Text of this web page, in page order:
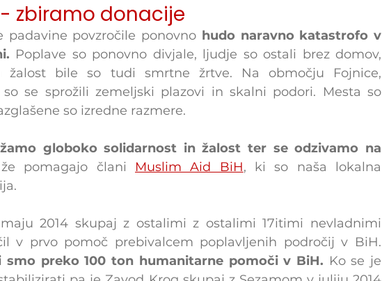
- zbiramo donacije
povzročile ponovno hudo naravno katastrofo v
Poplave so ponovno divjale, ljudje so ostali brez domov,
žalost bile so tudi smrtne žrtve. Na območju Fojnice,
se sprožili zemeljski plazovi in skalni podori. Mesta so
so izredne razmere.
globoko solidarnost in žalost ter se odzivamo na
pomagajo člani Muslim Aid BiH, ki so naša lokalna
2014 skupaj z ostalimi z ostalimi 17itimi nevladnimi
smo preko 100 ton humanitarne pomoči v BiH. Ko se je